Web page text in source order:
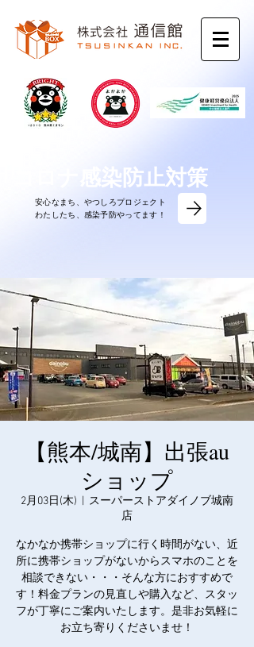
コロナ感染防止対策
安心なまち、やつしろプロジェクト
​わたしたち、感染予防やってます！
【熊本/城南】出張au
ショップ
2月03日(木)
スーパーストアダイノブ城南
店
なかなか携帯ショップに行く時間がない、近
所に携帯ショップがないからスマホのことを
相談できない・・・そんな方におすすめで
す！料金プランの見直しや購入など、スタッ
フが丁寧にご案内いたします。是非お気軽に
お立ち寄りくださいませ！